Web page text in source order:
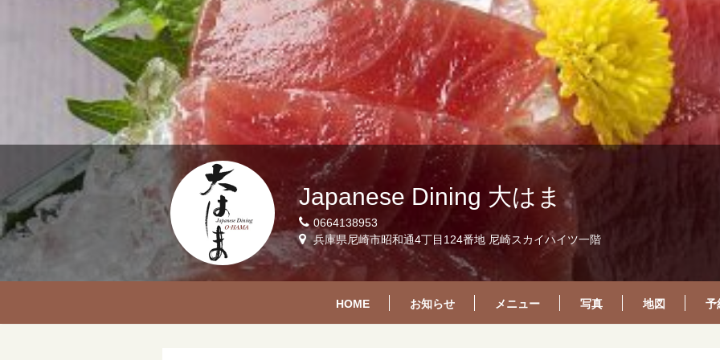
Japanese Dining 大はま
0664138953
兵庫県尼崎市昭和通4丁目124番地 尼崎スカイハイツ一階
HOME お知らせ メニュー 写真 地図 予